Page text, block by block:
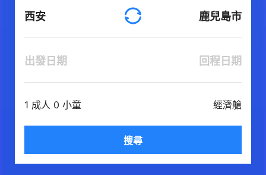
西安 鹿兒島市
出發日期 回程日期
1 成人 0 小童 經濟艙
搜尋